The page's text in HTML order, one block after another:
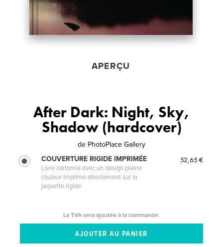
APERÇU
After Dark: Night, Sky,
Shadow (hardcover)
de PhotoPlace Gallery
COUVERTURE RIGIDE IMPRIMÉE
Livre cartonné avec un design pleine
couleur imprimé directement sur la
jaquette rigide
52,65 €
La TVA sera ajoutée à la commande.